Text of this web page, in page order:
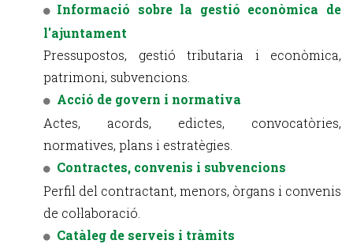
Informació sobre la gestió econòmica de
l'ajuntament
Pressupostos, gestió tributaria i econòmica,
patrimoni, subvencions.
Acció de govern i normativa
Actes, acords, edictes, convocatòries,
normatives, plans i estratègies.
Contractes, convenis i subvencions
Perfil del contractant, menors, òrgans i convenis
de col·laboració.
Catàleg de serveis i tràmits